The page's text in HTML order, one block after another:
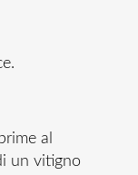
al
un vitigno